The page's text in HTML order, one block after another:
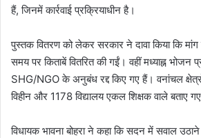
हैं, जिनमें कार्रवाई प्रक्रियाधीन है।
पुस्तक वितरण को लेकर सरकार ने दावा किया कि
समय पर किताबें वितरित की गईं। वहीं मध्याह्न
SHG/NGO के अनुबंध रद्द किए गए हैं। वनांचल
विहीन और 1178 विद्यालय एकल शिक्षक वाले बताए
विधायक भावना बोहरा ने कहा कि सदन में सवाल उठाने